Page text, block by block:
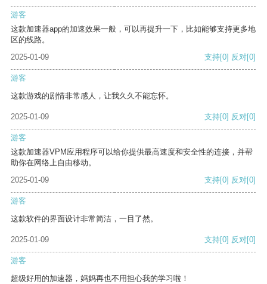
游客
这款加速器app的加速效果一般，可以再提升一下，比如能够支持更多地
区的线路。
2025-01-09
支持[0] 反对[0]
游客
这款游戏的剧情非常感人，让我久久不能忘怀。
2025-01-09 支持[0] 反对[0]
游客
这款加速器VPM应用程序可以给你提供最高速度和安全性的连接，并帮
助你在网络上自由移动。
2025-01-09
支持[0] 反对[0]
游客
这款软件的界面设计非常简洁，一目了然。
2025-01-09 支持[0] 反对[0]
游客
超级好用的加速器，妈妈再也不用担心我的学习啦！